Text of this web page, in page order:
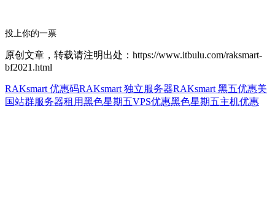
投上你的一票
原创文章，转载请注明出处：https://www.itbulu.com/raksmart-
bf2021.html
RAKsmart 优惠码RAKsmart 独立服务器RAKsmart 黑五优惠美
国站群服务器租用黑色星期五VPS优惠黑色星期五主机优惠